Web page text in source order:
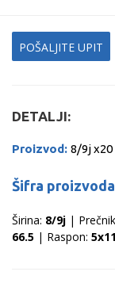
POŠALJITE UPIT
DETALJI:
Proizvod: 8/9j x20
Šifra
Širina: 8/9j |
66.5 | Raspon: